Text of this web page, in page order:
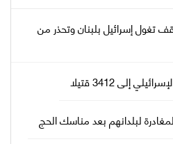
إسرائيل بلبنان وتحذر من
إلى 3412 قتيلا
لبلدانهم بعد مناسك الحج